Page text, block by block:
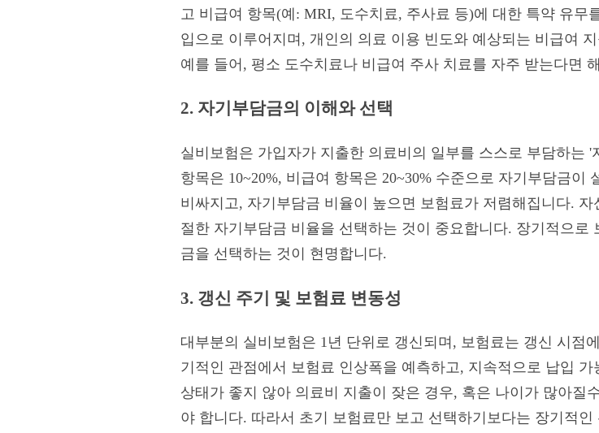
고 비급여 항목(예: MRI, 도수치료, 주사료 등)에 대한 특약 유
입으로 이루어지며, 개인의 의료 이용 빈도와 예상되는 비급여
예를 들어, 평소 도수치료나 비급여 주사 치료를 자주 받는다면
2. 자기부담금의 이해와 선택
실비보험은 가입자가 지출한 의료비의 일부를 스스로 부담하는
항목은 10~20%, 비급여 항목은 20~30% 수준으로 자기부담금
비싸지고, 자기부담금 비율이 높으면 보험료가 저렴해집니다.
절한 자기부담금 비율을 선택하는 것이 중요합니다. 장기적으
금을 선택하는 것이 현명합니다.
3. 갱신 주기 및 보험료 변동성
대부분의 실비보험은 1년 단위로 갱신되며, 보험료는 갱신 시점
기적인 관점에서 보험료 인상폭을 예측하고, 지속적으로 납입
상태가 좋지 않아 의료비 지출이 잦은 경우, 혹은 나이가 많아질
야 합니다. 따라서 초기 보험료만 보고 선택하기보다는 장기적